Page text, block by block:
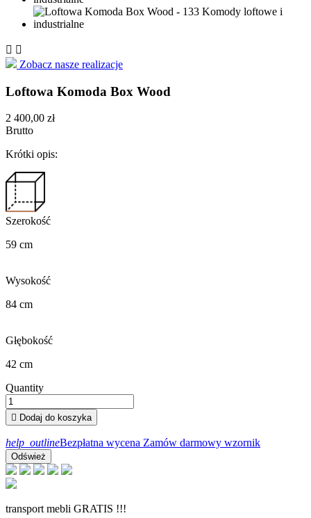
 
Zobacz nasze realizacje
Loftowa Komoda Box Wood
2 400,00 zł
Brutto
Krótki opis:
Szerokość
59 cm
Wysokość
84 cm
Głębokość
42 cm
Quantity
 Dodaj do koszyka
help_outlineBezpłatna wycena Zamów darmowy wzornik
transport mebli GRATIS !!!